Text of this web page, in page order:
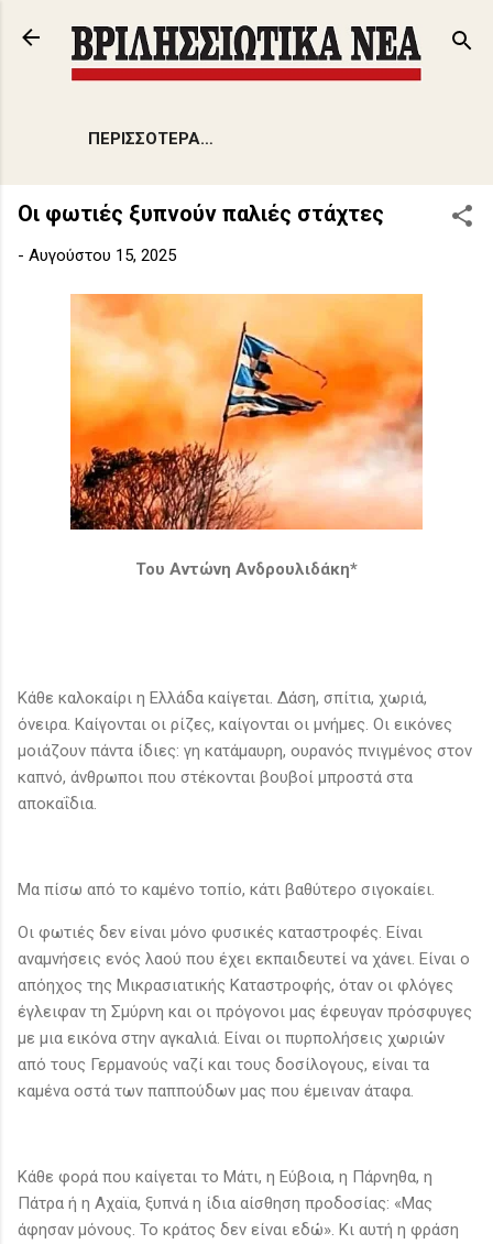
Μετάβαση στο κύριο περιεχόμενο
ΠΕΡΙΣΣΌΤΕΡΑ…
Οι φωτιές ξυπνούν παλιές στάχτες
- Αυγούστου 15, 2025
Του Αντώνη Ανδρουλιδάκη*
Κάθε καλοκαίρι η Ελλάδα καίγεται. Δάση, σπίτια, χωριά,
όνειρα. Καίγονται οι ρίζες, καίγονται οι μνήμες. Οι εικόνες
μοιάζουν πάντα ίδιες: γη κατάμαυρη, ουρανός πνιγμένος στον
καπνό, άνθρωποι που στέκονται βουβοί μπροστά στα
αποκαΐδια.
Μα πίσω από το καμένο τοπίο, κάτι βαθύτερο σιγοκαίει.
Οι φωτιές δεν είναι μόνο φυσικές καταστροφές. Είναι
αναμνήσεις ενός λαού που έχει εκπαιδευτεί να χάνει. Είναι ο
απόηχος της Μικρασιατικής Καταστροφής, όταν οι φλόγες
έγλειφαν τη Σμύρνη και οι πρόγονοι μας έφευγαν πρόσφυγες
με μια εικόνα στην αγκαλιά. Είναι οι πυρπολήσεις χωριών
από τους Γερμανούς ναζί και τους δοσίλογους, είναι τα
καμένα οστά των παππούδων μας που έμειναν άταφα.
Κάθε φορά που καίγεται το Μάτι, η Εύβοια, η Πάρνηθα, η
Πάτρα ή η Αχαϊα, ξυπνά η ίδια αίσθηση προδοσίας: «Μας
άφησαν μόνους. Το κράτος δεν είναι εδώ». Κι αυτή η φράση